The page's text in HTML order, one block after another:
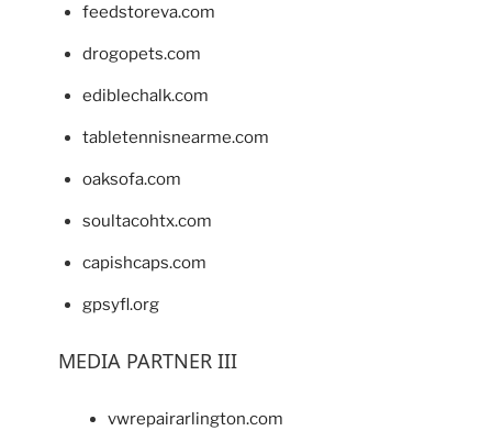
feedstoreva.com
drogopets.com
ediblechalk.com
tabletennisnearme.com
oaksofa.com
soultacohtx.com
capishcaps.com
gpsyfl.org
MEDIA PARTNER III
vwrepairarlington.com